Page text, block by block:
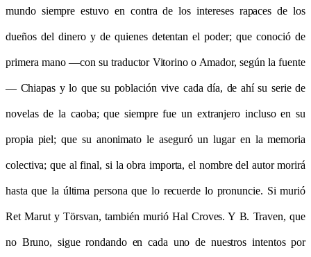
mundo siempre estuvo en contra de los intereses rapaces de los
dueños del dinero y de quienes detentan el poder; que conoció de
primera mano —con su traductor Vitorino o Amador, según la fuente
— Chiapas y lo que su población vive cada día, de ahí su serie de
novelas de la caoba; que siempre fue un extranjero incluso en su
propia piel; que su anonimato le aseguró un lugar en la memoria
colectiva; que al final, si la obra importa, el nombre del autor morirá
hasta que la última persona que lo recuerde lo pronuncie. Si murió
Ret Marut y Törsvan, también murió Hal Croves. Y B. Traven, que
no Bruno, sigue rondando en cada uno de nuestros intentos por